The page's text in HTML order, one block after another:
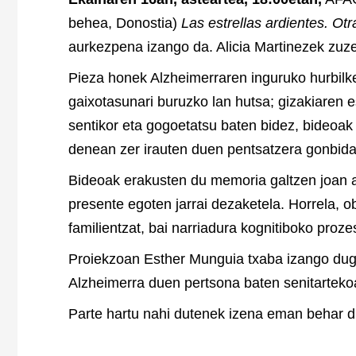
behea, Donostia) Las estrellas ardientes.
aurkezpena izango da. Alicia Martinezek
Pieza honek Alzheimerraren inguruko
gaixotasunari buruzko lan hutsa; gizakiaren
sentikor eta gogoetatsu baten bidez,
denean zer irauten duen pentsatzera
Bideoak erakusten du memoria galtzen
presente egoten jarrai dezaketela. Horrela,
familientzat, bai narriadura kognitiboko
Proiekzoan Esther Munguia txaba izango
Alzheimerra duen pertsona baten
Parte hartu nahi dutenek izena eman behar